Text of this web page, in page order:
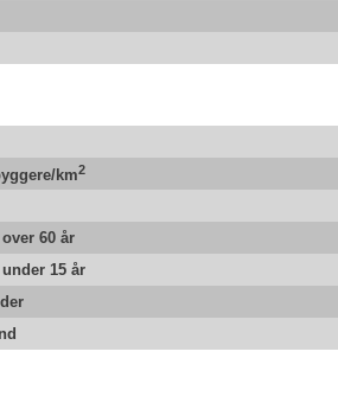
km2
60 år
15 år